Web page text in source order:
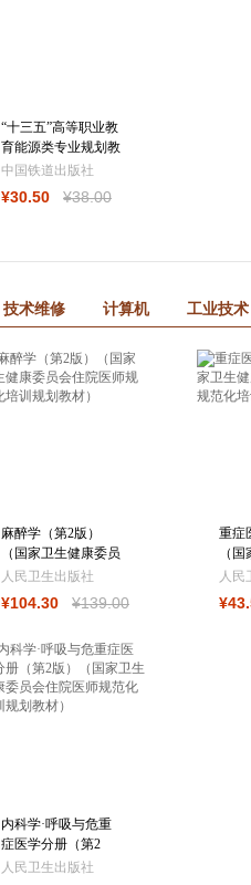
“十三五”高等职业教
育能源类专业规划教
材:光伏电站运行与
中国铁道出版社
¥30.50 ¥38.00
技术维修 计算机 工业技术
麻醉学（第2版）
（国家卫生健康委员
会住院医师规范化培
人民卫生出版社
¥104.30 ¥139.00
重症
（
会住
人民
¥43
内科学·呼吸与危重
症医学分册（第2
版）（国家卫生健康
人民卫生出版社